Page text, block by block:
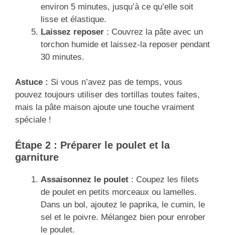
environ 5 minutes, jusqu’à ce qu’elle soit
lisse et élastique.
Laissez reposer : Couvrez la pâte avec un
torchon humide et laissez-la reposer pendant
30 minutes.
Astuce : Si vous n’avez pas de temps, vous
pouvez toujours utiliser des tortillas toutes faites,
mais la pâte maison ajoute une touche vraiment
spéciale !
Étape 2 : Préparer le poulet et la
garniture
Assaisonnez le poulet : Coupez les filets
de poulet en petits morceaux ou lamelles.
Dans un bol, ajoutez le paprika, le cumin, le
sel et le poivre. Mélangez bien pour enrober
le poulet.